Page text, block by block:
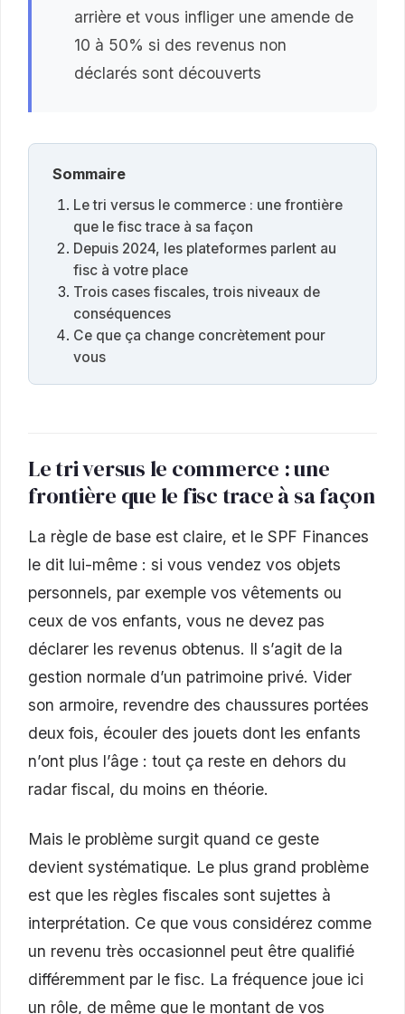
arrière et vous infliger une amende de
10 à 50% si des revenus non
déclarés sont découverts
Sommaire
Le tri versus le commerce : une frontière
que le fisc trace à sa façon
Depuis 2024, les plateformes parlent au
fisc à votre place
Trois cases fiscales, trois niveaux de
conséquences
Ce que ça change concrètement pour
vous
Le tri versus le commerce : une
frontière que le fisc trace à sa façon
La règle de base est claire, et le SPF Finances
le dit lui-même : si vous vendez vos objets
personnels, par exemple vos vêtements ou
ceux de vos enfants, vous ne devez pas
déclarer les revenus obtenus. Il s’agit de la
gestion normale d’un patrimoine privé. Vider
son armoire, revendre des chaussures portées
deux fois, écouler des jouets dont les enfants
n’ont plus l’âge : tout ça reste en dehors du
radar fiscal, du moins en théorie.
Mais le problème surgit quand ce geste
devient systématique. Le plus grand problème
est que les règles fiscales sont sujettes à
interprétation. Ce que vous considérez comme
un revenu très occasionnel peut être qualifié
différemment par le fisc. La fréquence joue ici
un rôle, de même que le montant de vos